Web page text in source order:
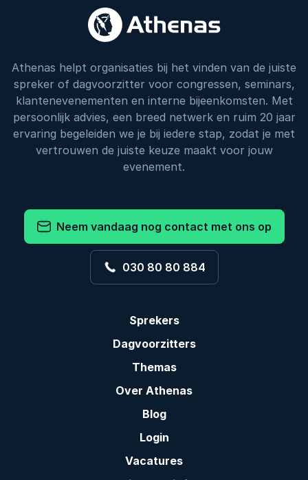
Athenas helpt organisaties bij het vinden van de juiste
spreker of dagvoorzitter voor congressen, seminars,
klantenevenementen en interne bijeenkomsten. Met
persoonlijk advies, een breed netwerk en ruim 20 jaar
ervaring begeleiden we je bij iedere stap, zodat je met
vertrouwen de juiste keuze maakt voor jouw
evenement.
Neem vandaag nog contact met ons op
030 80 80 884
Sprekers
Dagvoorzitters
Themas
Over Athenas
Blog
Login
Vacatures